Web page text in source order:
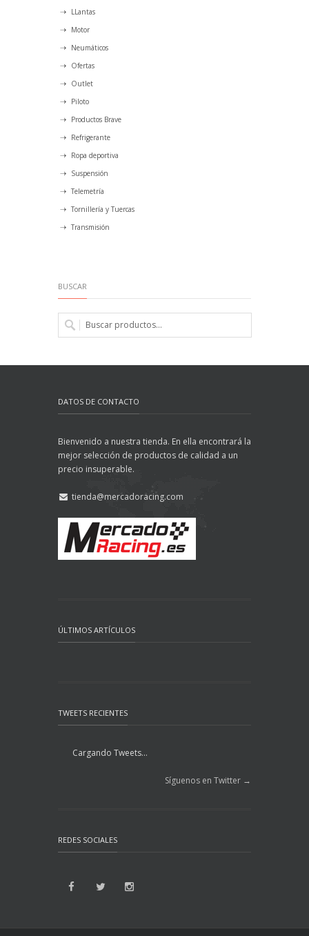
LLantas
Motor
Neumáticos
Ofertas
Outlet
Piloto
Productos Brave
Refrigerante
Ropa deportiva
Suspensión
Telemetría
Tornillería y Tuercas
Transmisión
BUSCAR
DATOS DE CONTACTO
Bienvenido a nuestra tienda. En ella encontrará la
mejor selección de productos de calidad a un
precio insuperable.
tienda@mercadoracing.com
ÚLTIMOS ARTÍCULOS
TWEETS RECIENTES
Cargando Tweets...
Síguenos en Twitter →
REDES SOCIALES